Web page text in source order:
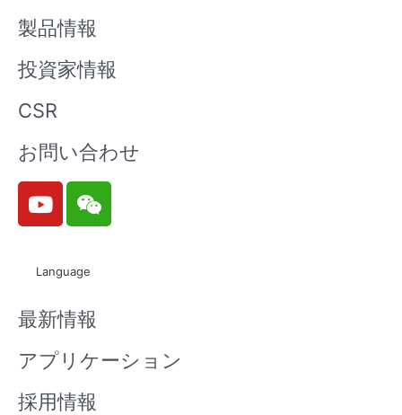
製品情報
投資家情報
CSR
お問い合わせ
Y
o
u
b
e
W
e
i
n
Language
最新情報
アプリケーション
採用情報